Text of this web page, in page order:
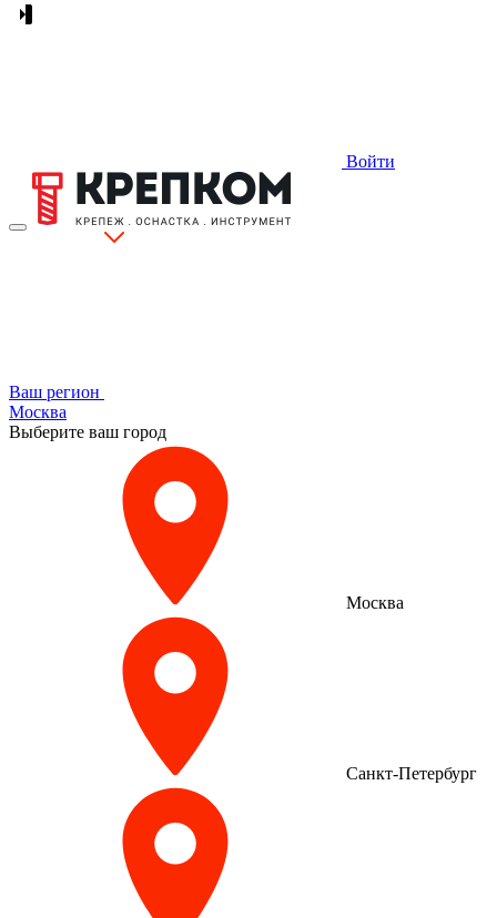
Войти
Ваш регион
Москва
Выберите ваш город
Москва
Санкт-Петербург